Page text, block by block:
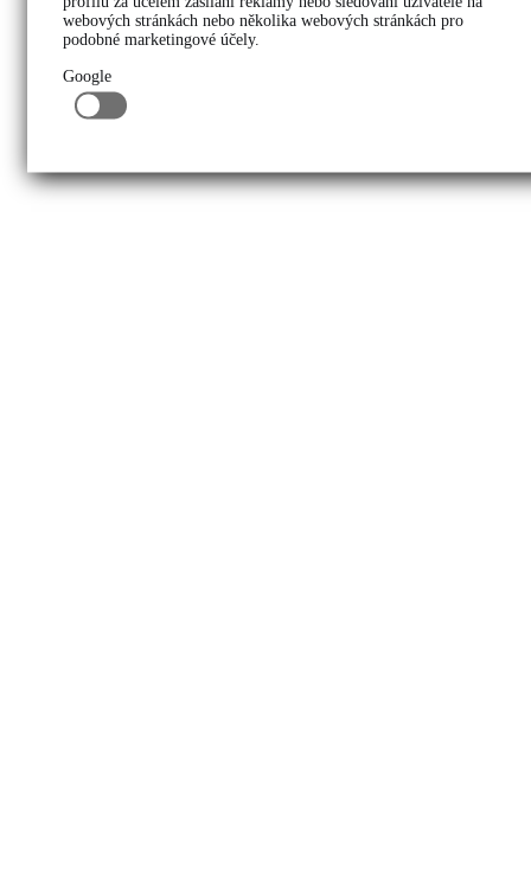
webových stránkách nebo několika webových stránkách pro
podobné marketingové účely.
Google